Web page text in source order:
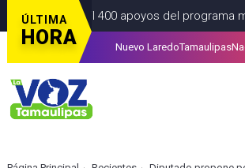
ÚLTIMA
HORA
de 4 Mil 400 apoyos del programa
la tarjeta de la Regio Ruta ALCALDIAS
Nuevo LaredoTamaulipas